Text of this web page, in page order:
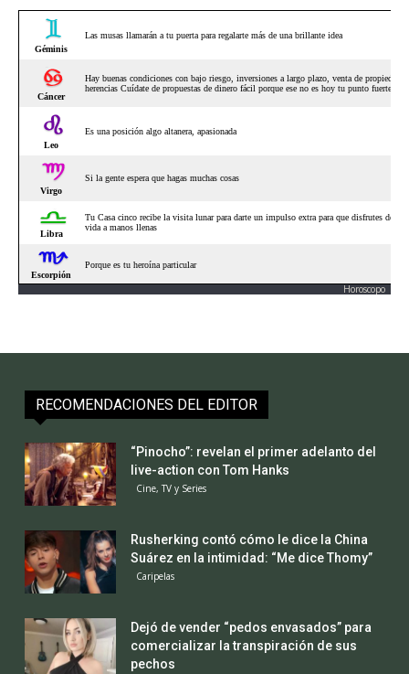
Horoscopo
RECOMENDACIONES DEL EDITOR
“Pinocho”: revelan el primer adelanto del
live-action con Tom Hanks
Cine, TV y Series
Rusherking contó cómo le dice la China
Suárez en la intimidad: “Me dice Thomy”
Caripelas
Dejó de vender “pedos envasados” para
comercializar la transpiración de sus
pechos